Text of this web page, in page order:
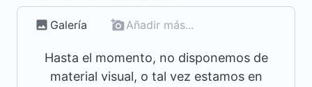
Galería Añadir más...
Hasta el momento, no disponemos de
material visual, o tal vez estamos en